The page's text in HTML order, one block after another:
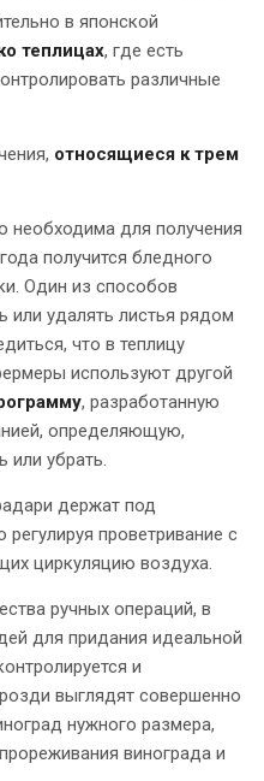
в японской
теплицах, где есть
различные
относящиеся к трем
необходима для получения
получится бледного
Один из способов
или удалять листья рядом
что в теплицу
используют другой
, разработанную
определяющую,
или убрать.
держат под
проветривание с
циркуляцию воздуха.
ручных операций, в
для придания идеальной
и
выглядят совершенно
нужного размера,
винограда и